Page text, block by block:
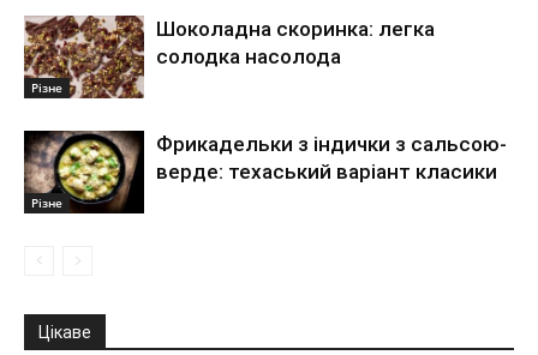
Різне
Шоколадна скоринка: легка
солодка насолода
Різне
Фрикадельки з індички з сальсою-
верде: техаський варіант класики
Цікаве